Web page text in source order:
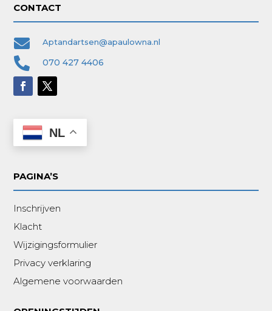
CONTACT
 Aptandartsen@apaulowna.nl
 070 427 4406
NL
PAGINA’S
Inschrijven
Klacht
Wijzigingsformulier
Privacy verklaring
Algemene voorwaarden